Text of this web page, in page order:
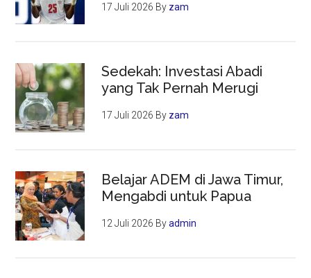
17 Juli 2026 By zam
Sedekah: Investasi Abadi
yang Tak Pernah Merugi
17 Juli 2026 By zam
Belajar ADEM di Jawa Timur,
Mengabdi untuk Papua
12 Juli 2026 Byadmin